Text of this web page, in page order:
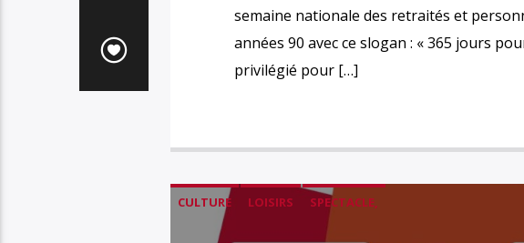
semaine nationale des retraités et
années 90 avec ce slogan : « 365 jours
privilégié pour […]
CULTURE LOISIRS SPECTACLE,